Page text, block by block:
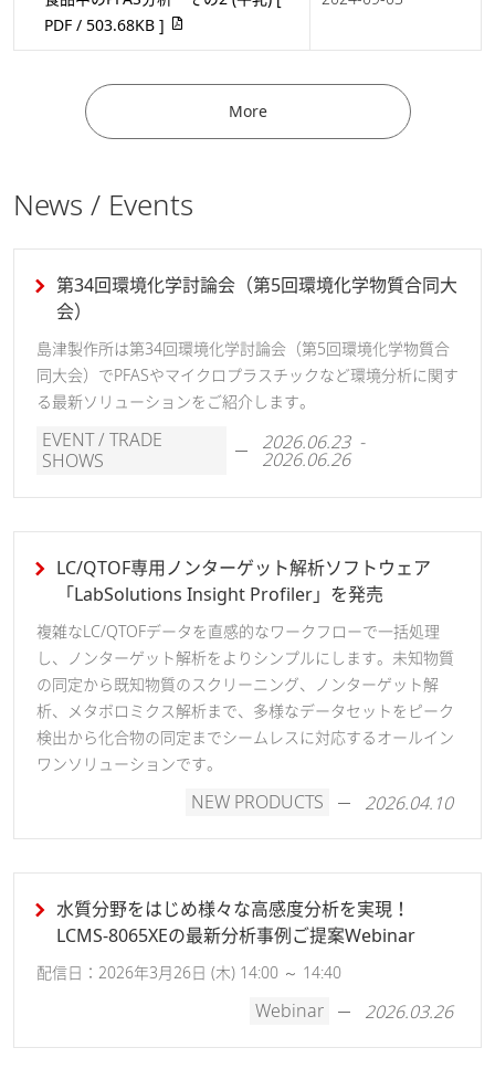
PDF / 503.68KB ]
More
News / Events
第34回環境化学討論会（第5回環境化学物質合同大
会）
島津製作所は第34回環境化学討論会（第5回環境化学物質合
同大会）でPFASやマイクロプラスチックなど環境分析に関す
る最新ソリューションをご紹介します。
EVENT / TRADE
SHOWS
2026.06.23 -
2026.06.26
LC/QTOF専用ノンターゲット解析ソフトウェア
「LabSolutions Insight Profiler」を発売
複雑なLC/QTOFデータを直感的なワークフローで一括処理
し、ノンターゲット解析をよりシンプルにします。未知物質
の同定から既知物質のスクリーニング、ノンターゲット解
析、メタボロミクス解析まで、多様なデータセットをピーク
検出から化合物の同定までシームレスに対応するオールイン
ワンソリューションです。
NEW PRODUCTS 2026.04.10
水質分野をはじめ様々な高感度分析を実現！
LCMS-8065XEの最新分析事例ご提案Webinar
配信日：2026年3月26日 (木) 14:00 ～ 14:40
Webinar 2026.03.26